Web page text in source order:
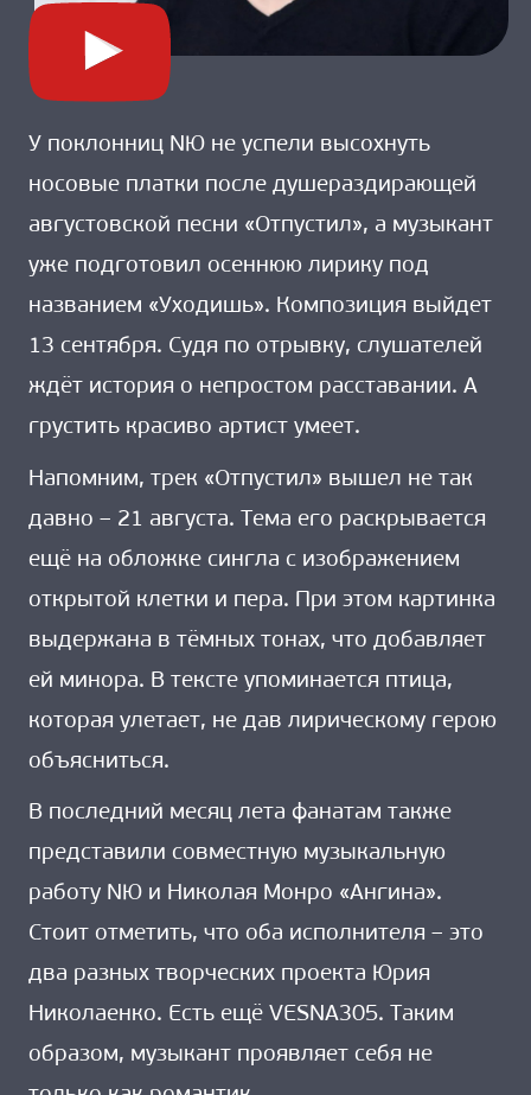
У поклонниц NЮ не успели высохнуть
носовые платки после душераздирающей
августовской песни «Отпустил», а музыкант
уже подготовил осеннюю лирику под
названием «Уходишь». Композиция выйдет
13 сентября. Судя по отрывку, слушателей
ждёт история о непростом расставании. А
грустить красиво артист умеет.
Напомним, трек «Отпустил» вышел не так
давно – 21 августа. Тема его раскрывается
ещё на обложке сингла с изображением
открытой клетки и пера. При этом картинка
выдержана в тёмных тонах, что добавляет
ей минора. В тексте упоминается птица,
которая улетает, не дав лирическому герою
объясниться.
В последний месяц лета фанатам также
представили совместную музыкальную
работу NЮ и Николая Монро «Ангина».
Стоит отметить, что оба исполнителя – это
два разных творческих проекта Юрия
Николаенко. Есть ещё VESNA305. Таким
образом, музыкант проявляет себя не